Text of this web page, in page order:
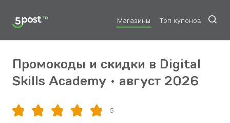
Магазины Топ купонов
Промокоды и скидки в Digital
Skills Academy • август 2026
5
Скопировать